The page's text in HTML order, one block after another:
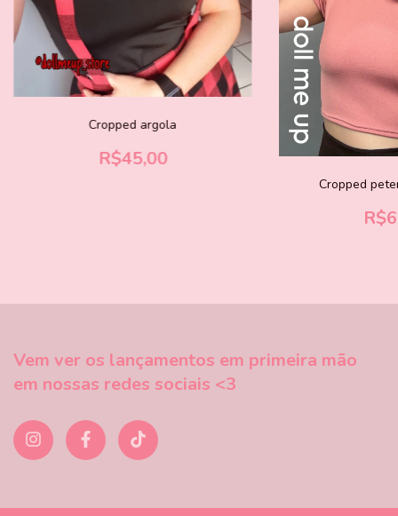
Cropped argola
R$45,00
Cropped
Vem ver os lançamentos em primeira mão
em nossas redes sociais <3